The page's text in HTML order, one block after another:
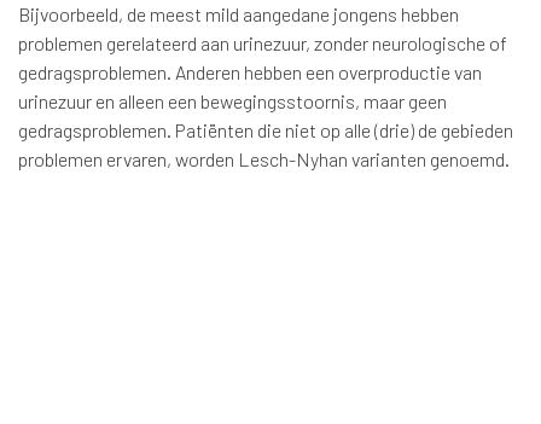
Bijvoorbeeld, de meest mild aangedane jongens hebben
problemen gerelateerd aan urinezuur, zonder neurologische of
gedragsproblemen. Anderen hebben een overproductie van
urinezuur en alleen een bewegingsstoornis, maar geen
gedragsproblemen. Patiënten die niet op alle (drie) de gebieden
problemen ervaren, worden Lesch-Nyhan varianten genoemd.